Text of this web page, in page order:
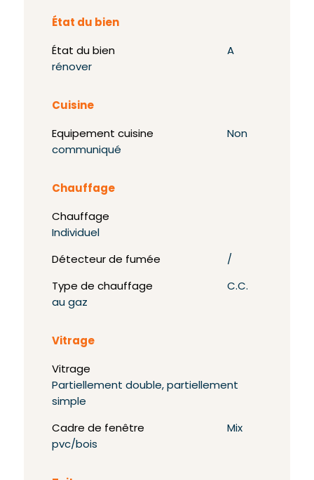
État du bien
État du bien
A
rénover
Cuisine
Equipement cuisine
Non
communiqué
Chauffage
Chauffage
Individuel
Détecteur de fumée /
Type de chauffage
C.C.
au gaz
Vitrage
Vitrage
Partiellement double, partiellement
simple
Cadre de fenêtre
Mix
pvc/bois